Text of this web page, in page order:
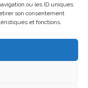
ou les ID uniques
son consentement
et fonctions.
d’analyse